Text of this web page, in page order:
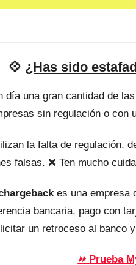
💠 ¿Has sido
día una gran cantidad de
sin regulación o con
la falta de regulación,
falsas. ❌ Ten mucho
es una empresa
bancaria, pago con
un retroceso al banco
⏩ Prueba